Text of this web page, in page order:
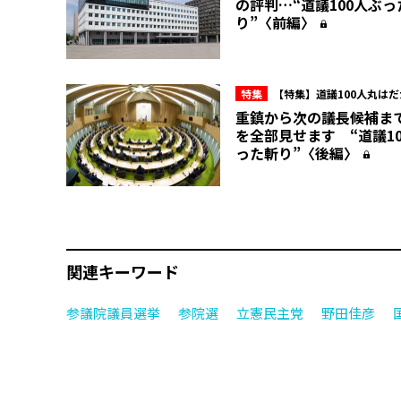
り”〈前編〉
特集
【特集】道議100人丸は
派内のマル秘情報を赤裸々に！北
会“ここだけの話”
重鎮から次の議長候補ま
を全部見せます “道議
った斬り”〈後編〉
関連キーワード
参議院議員選挙 参院選 立憲民主党 野田佳彦